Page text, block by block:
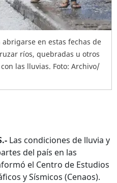
en estas fechas de
ríos, quebradas u otros
las lluvias. Foto: Archivo/
Las condiciones de lluvia y
del país en las
el Centro de Estudios
y Sísmicos (Cenaos).